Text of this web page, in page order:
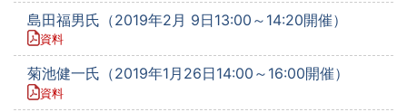
島田福男氏（2019年2月 9日13:00～14:20開催）
資料
菊池健一氏（2019年1月26日14:00～16:00開催）
資料